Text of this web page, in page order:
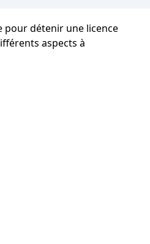
pour détenir une licence
aspects à